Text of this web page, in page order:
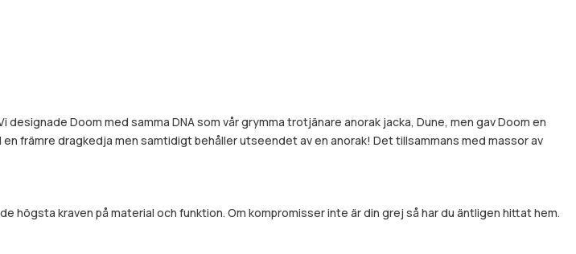
Doom med samma DNA som vår grymma trotjänare anorak jacka, Dune, men gav Doom en
främre dragkedja men samtidigt behåller utseendet av en anorak! Det tillsammans med massor av
kraven på material och funktion. Om kompromisser inte är din grej så har du äntligen hittat hem.